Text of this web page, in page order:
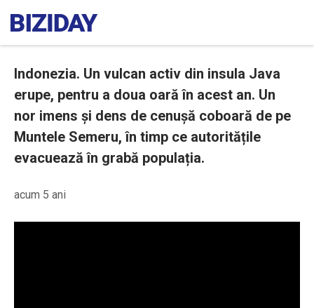
Indonezia. Un vulcan activ din insula Java
erupe, pentru a doua oară în acest an. Un
nor imens și dens de cenușă coboară de pe
Muntele Semeru, în timp ce autoritățile
evacuează în grabă populația.
acum 5 ani